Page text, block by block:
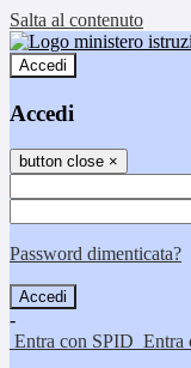
Salta al contenuto
Accedi
Accedi
button close ×
Password dimenticata?
-
Entra con SPID Entra